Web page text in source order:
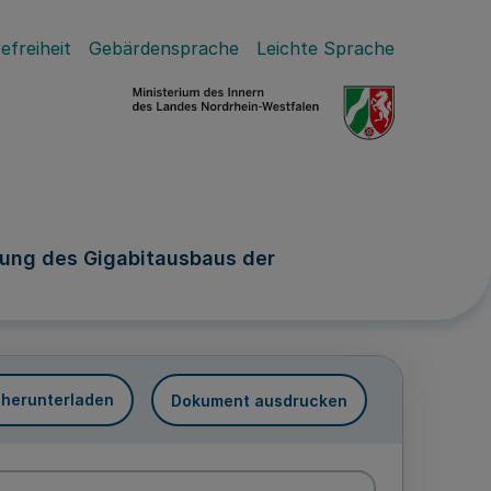
Gebärdensprache Leichte Sprache
des Gigabitausbaus der
herunterladen Dokument ausdrucken